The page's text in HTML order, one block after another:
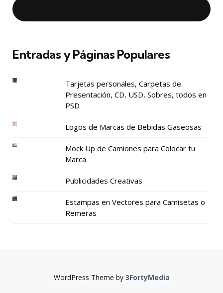
Entradas y Páginas Populares
Tarjetas personales, Carpetas de
Presentación, CD, USD, Sobres, todos en
PSD
Logos de Marcas de Bebidas Gaseosas
Mock Up de Camiones para Colocar tu
Marca
Publicidades Creativas
Estampas en Vectores para Camisetas o
Remeras
WordPress Theme by 3FortyMedia